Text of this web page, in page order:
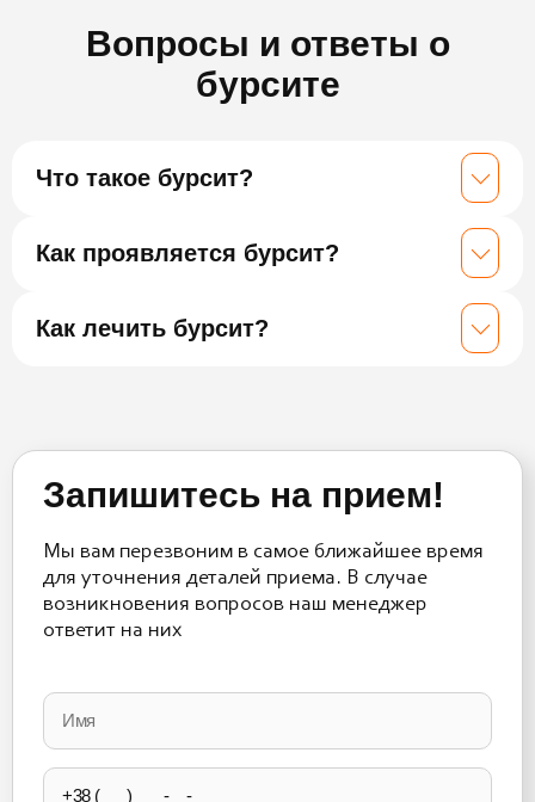
Вопросы и ответы о
бурсите
Что такое бурсит?
Как проявляется бурсит?
Как лечить бурсит?
Запишитесь на прием!
Мы вам перезвоним в самое ближайшее время
для уточнения деталей приема. В случае
возникновения вопросов наш менеджер
ответит на них
leave
this
field
empty.